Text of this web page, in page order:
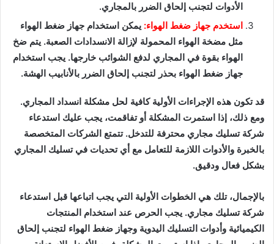
الأدوات لتجنب إلحاق الضرر بالمجاري.
استخدم جهاز ضغط الهواء: يمكن استخدام جهاز ضغط الهواء
مثل مضخة الهواء المحمولة لإزالة الانسدادات الصعبة. يتم ضخ
الهواء بقوة في المجاري لدفع الشوائب خارجها. يجب استخدام
جهاز ضغط الهواء بحذر لتجنب إلحاق الضرر بالأنابيب الهشة.
قد تكون هذه الإجراءات الأولية كافية لحل مشكلة انسداد المجاري.
ومع ذلك، إذا استمرت المشكلة أو تفاقمت، يجب عليك استدعاء
شركة تسليك مجاري محترفة للتدخل. تتمتع الشركات المتخصصة
بالخبرة والأدوات اللازمة للتعامل مع أي تحديات في تسليك المجاري
بشكل فعال ودقيق.
بالإجمال، تلك هي الخطوات الأولية التي يجب اتباعها قبل استدعاء
شركة تسليك مجاري. يجب الحرص عند استخدام المنتجات
الكيميائية وأدوات التسليك اليدوية وجهاز ضغط الهواء لتجنب إلحاق